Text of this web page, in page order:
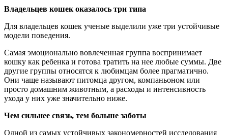
Владельцев кошек оказалось три типа
Для владельцев кошек ученые выделили уже три устойчивые
модели поведения.
Самая эмоционально вовлеченная группа воспринимает
кошку как ребенка и готова тратить на нее любые суммы. Две
другие группы относятся к любимцам более прагматично.
Они чаще называют питомца другом, компаньоном или
просто домашним животным, а расходы и интенсивность
ухода у них уже значительно ниже.
Чем сильнее связь, тем больше заботы
Одной из самых устойчивых закономерностей исследования